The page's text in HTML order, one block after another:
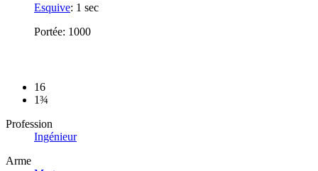
Esquive: 1 sec
Portée: 1000
16
1¾
Profession
Ingénieur
Arme